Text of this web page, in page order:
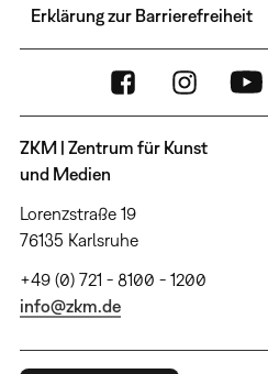
Erklärung zur Barrierefreiheit
ZKM | Zentrum für Kunst
und Medien
Lorenzstraße 19
76135 Karlsruhe
+49 (0) 721 - 8100 - 1200
info@zkm.de